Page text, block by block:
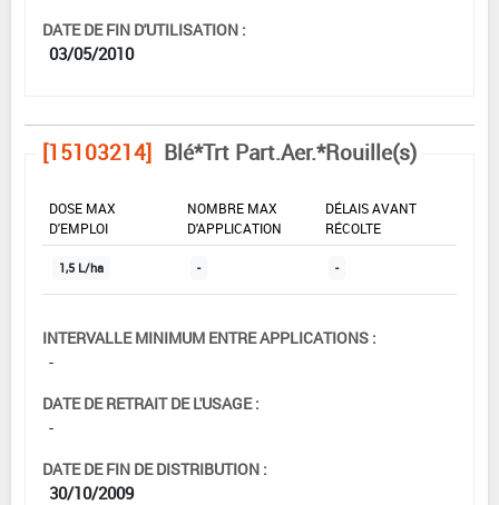
DATE DE FIN D'UTILISATION :
03/05/2010
[15103214] Blé*Trt Part.Aer.*Rouille(s)
DOSE MAX
D'EMPLOI
NOMBRE MAX
D'APPLICATION
DÉLAIS AVANT
RÉCOLTE
1,5 L/ha - -
INTERVALLE MINIMUM ENTRE APPLICATIONS :
-
DATE DE RETRAIT DE L'USAGE :
-
DATE DE FIN DE DISTRIBUTION :
30/10/2009